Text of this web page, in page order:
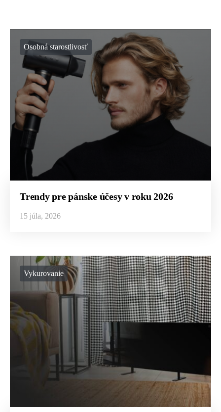
Osobná starostlivosť
Trendy pre pánske účesy v roku 2026
15 júla, 2026
Vykurovanie